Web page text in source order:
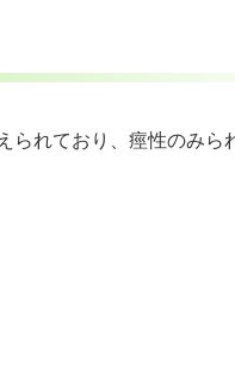
られており、痙性のみら